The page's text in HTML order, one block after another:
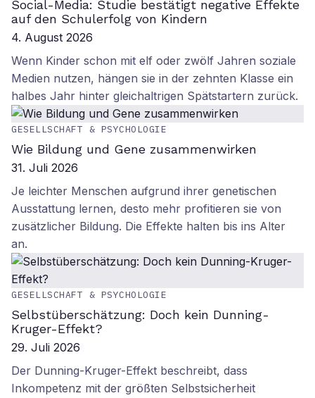
Social-Media: Studie bestätigt negative Effekte
auf den Schulerfolg von Kindern
4. August 2026
Wenn Kinder schon mit elf oder zwölf Jahren soziale
Medien nutzen, hängen sie in der zehnten Klasse ein
halbes Jahr hinter gleichaltrigen Spätstartern zurück.
GESELLSCHAFT & PSYCHOLOGIE
Wie Bildung und Gene zusammenwirken
31. Juli 2026
Je leichter Menschen aufgrund ihrer genetischen
Ausstattung lernen, desto mehr profitieren sie von
zusätzlicher Bildung. Die Effekte halten bis ins Alter
an.
GESELLSCHAFT & PSYCHOLOGIE
Selbstüberschätzung: Doch kein Dunning-
Kruger-Effekt?
29. Juli 2026
Der Dunning-Kruger-Effekt beschreibt, dass
Inkompetenz mit der größten Selbstsicherheit